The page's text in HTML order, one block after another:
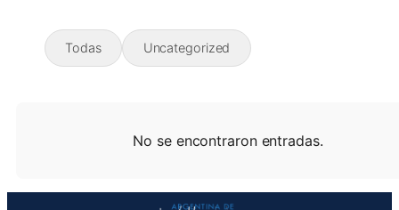
Todas Uncategorized
No se encontraron entradas.